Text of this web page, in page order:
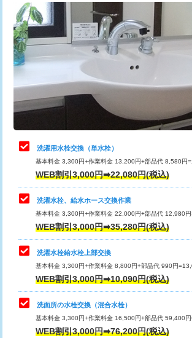
廃棄・処分 現
※給水管工事は20mmまでの価格です。
業)
給水管工事※（塩ビ管（VP・HI）使
用/3ｍまで)
給水管工事※（塩ビ管（VP・HI）使
用（追加）/3ｍ超え)
給水管工事※（ライニング鋼管・銅
管・ポリ管・HT管使用/3ｍまで)
給水管工事※（ライニング鋼管・銅
管・ポリ管・HT管使用/3ｍ超え)
排水管工事（土の掘削・埋め戻し作
業）
排水管工事（排水管工事/3ｍまで）
排水管工事（追加 排水管工事/3ｍ超
え）
マス交換（土の掘削・埋め戻し作業）
マス交換（深さ50㎝未満）
マス交換（深さ50㎝以上）
追加トーラー機使用/3m超え
カメラ調査
桝清掃
止水・漏水調査・防水処理・清掃・修
理・調整・分解・加工など（軽作業）
止水・漏水調査・防水処理・清掃・修
理・調整・分解・加工など（中作業）
止水・漏水調査・防水処理・清掃・修
理・調整・分解・加工など（重作業）
キッチンタンク脱着
その他部品の脱着
交換・取付（タンク）
交換・取付(単水栓（壁付・デッキ
式）)
交換・取付(混合水栓（壁付・デッキ
式・ワンホール）)
洗濯用水栓交換（単水栓）
基本料金 3,300円+作業料金 13,200円+部品代 8,580円
WEB割引3,000円➡22,080円(税込)
洗濯水栓、給水ホース交換作業
基本料金 3,300円+作業料金 22,000円+部品代 12,980
WEB割引3,000円➡35,280円(税込)
洗濯水栓給水栓上部交換
基本料金 3,300円+作業料金 8,800円+部品代 990円
WEB割引3,000円➡10,090円(税込)
洗面所の水栓交換（混合水栓）
基本料金 3,300円+作業料金 16,500円+部品代 59,400
WEB割引3,000円➡76,200円(税込)